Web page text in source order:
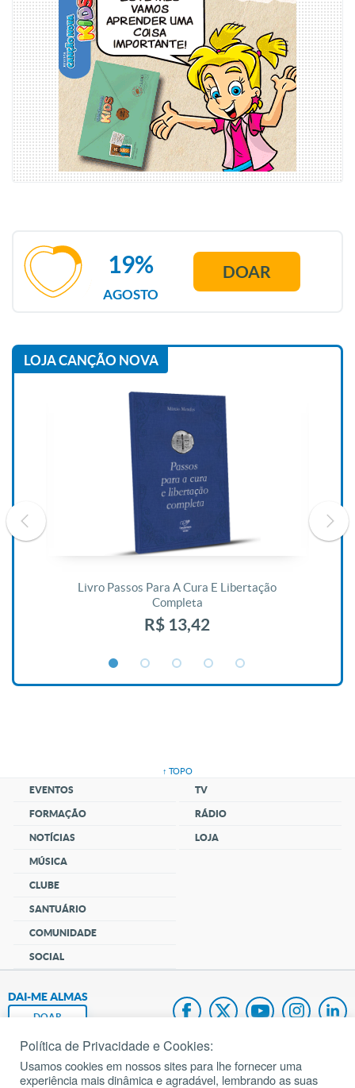
AGOSTO
19% DOAR
LOJA CANÇÃO NOVA
Livro Passos Para A Cura E Libertação
Completa
R$ 13,42
↑ TOPO
EVENTOS
FORMAÇÃO
NOTÍCIAS
MÚSICA
CLUBE
SANTUÁRIO
COMUNIDADE
SOCIAL
TV
RÁDIO
LOJA
DAI-ME ALMAS
DOAR
Fundação João Paulo II
Política de Privacidade e Cookies:
Usamos cookies em nossos sites para lhe fornecer uma
experiência mais dinâmica e agradável, lembrando as suas